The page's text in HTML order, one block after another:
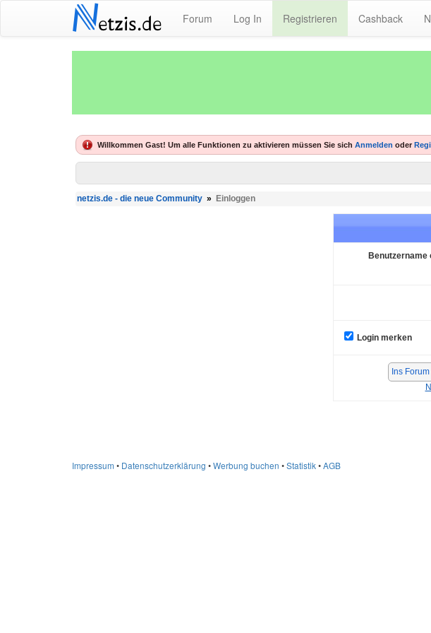
Netzis.de Forum Log In Registrieren Cashback
Willkommen Gast! Um alle Funktionen zu aktivieren müssen Sie sich Anmelden oder
netzis.de - die neue Community » Einloggen
Benutzername
Login merken
Impressum • Datenschutzerklärung •Werbung buchen •Statistik•AGB